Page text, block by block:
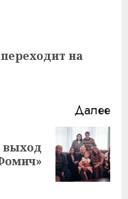
на
Далее
выход